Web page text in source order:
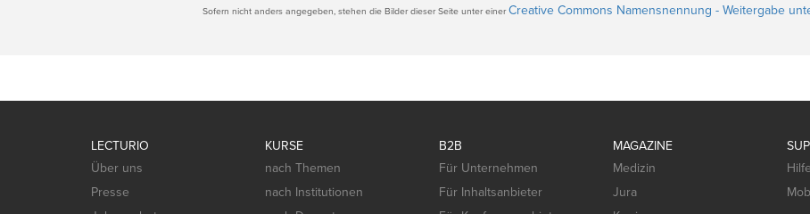
Sofern nicht anders angegeben, stehen die Bilder dieser Seite unter einerCreative Commons Namensnennung - Weitergabe
LECTURIO
Über uns
Presse
KURSE
nach Themen
nach Institutionen
B2B
Für Unternehmen
Für Inhaltsanbieter
MAGAZINE
Medizin
Jura
Hilfe